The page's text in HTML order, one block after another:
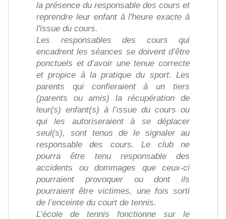
la présence du responsable des cours et
reprendre leur enfant à l'heure exacte à
l'issue du cours.
Les responsables des cours qui
encadrent les séances se doivent d’être
ponctuels et d’avoir une tenue correcte
et propice à la pratique du sport. Les
parents qui confieraient à un tiers
(parents ou amis) la récupération de
leur(s) enfant(s) à l’issue du cours ou
qui les autoriseraient à se déplacer
seul(s), sont tenus de le signaler au
responsable des cours. Le club ne
pourra être tenu responsable des
accidents ou dommages que ceux-ci
pourraient provoquer ou dont ils
pourraient être victimes, une fois sorti
de l’enceinte du court de tennis.
L’école de tennis fonctionne sur le